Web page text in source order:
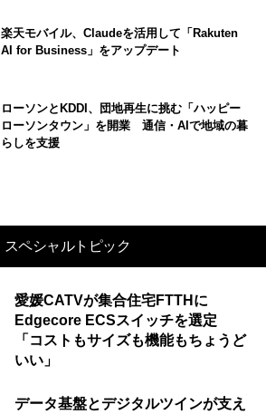
楽天モバイル、Claudeを活用して「Rakuten
AI for Business」をアップデート
ローソンとKDDI、団地再生に挑む「ハッピー
ローソンタウン」を開業 通信・AIで地域の暮
らしを支援
スペシャルトピック
愛媛CATVが集合住宅FTTHに
Edgecore ECSスイッチを選定
「コストもサイズも機能もちょうど
いい」
データ基盤とデジタルツインが支え